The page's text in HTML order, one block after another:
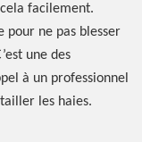
facilement.
ne pas blesser
une des
à un professionnel
les haies.